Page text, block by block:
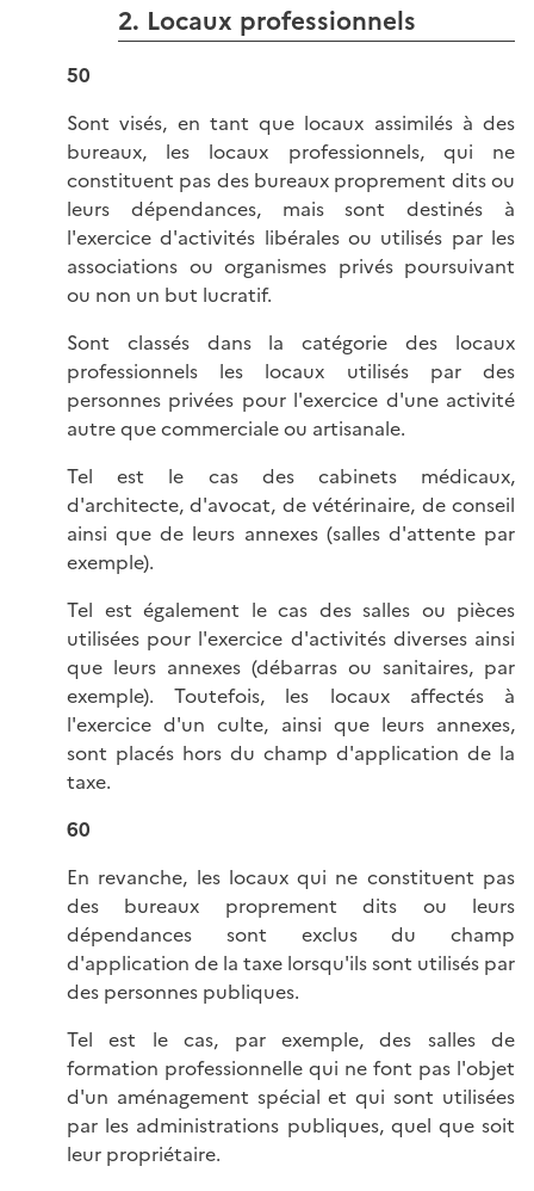
2. Locaux professionnels
50
Sont visés, en tant que locaux assimilés à des
bureaux, les locaux professionnels, qui ne
constituent pas des bureaux proprement dits ou
leurs dépendances, mais sont destinés à
l'exercice d'activités libérales ou utilisés par les
associations ou organismes privés poursuivant
ou non un but lucratif.
Sont classés dans la catégorie des locaux
professionnels les locaux utilisés par des
personnes privées pour l'exercice d'une activité
autre que commerciale ou artisanale.
Tel est le cas des cabinets médicaux,
d'architecte, d'avocat, de vétérinaire, de conseil
ainsi que de leurs annexes (salles d'attente par
exemple).
Tel est également le cas des salles ou pièces
utilisées pour l'exercice d'activités diverses ainsi
que leurs annexes (débarras ou sanitaires, par
exemple). Toutefois, les locaux affectés à
l'exercice d'un culte, ainsi que leurs annexes,
sont placés hors du champ d'application de la
taxe.
60
En revanche, les locaux qui ne constituent pas
des bureaux proprement dits ou leurs
dépendances sont exclus du champ
d'application de la taxe lorsqu'ils sont utilisés par
des personnes publiques.
Tel est le cas, par exemple, des salles de
formation professionnelle qui ne font pas l'objet
d'un aménagement spécial et qui sont utilisées
par les administrations publiques, quel que soit
leur propriétaire.